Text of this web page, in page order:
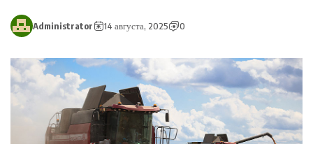
Administrator 14 августа, 2025 0